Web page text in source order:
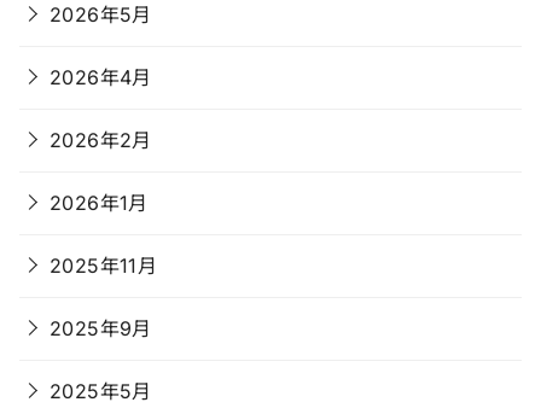
2026年5月
2026年4月
2026年2月
2026年1月
2025年11月
2025年9月
2025年5月